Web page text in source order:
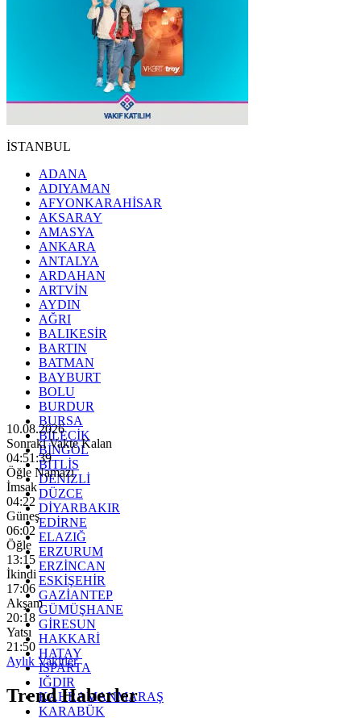
İSTANBUL
ADANA
ADIYAMAN
AFYONKARAHİSAR
AKSARAY
AMASYA
ANKARA
ANTALYA
ARDAHAN
ARTVİN
AYDIN
AĞRI
BALIKESİR
BARTIN
BATMAN
BAYBURT
BOLU
BURDUR
BURSA
BİLECİK
BİNGÖL
BİTLİS
DENİZLİ
DÜZCE
DİYARBAKIR
EDİRNE
ELAZIĞ
ERZURUM
ERZİNCAN
ESKİŞEHİR
GAZİANTEP
GÜMÜŞHANE
GİRESUN
HAKKARİ
HATAY
ISPARTA
IĞDIR
KAHRAMANMARAŞ
KARABÜK
10.08.2026
Sonraki Vakte Kalan
04:51:37
Öğle Namazı
İmsak
04:22
Güneş
06:02
Öğle
13:15
İkindi
17:06
Akşam
20:18
Yatsı
21:50
Aylık Vakitler
Trend Haberler